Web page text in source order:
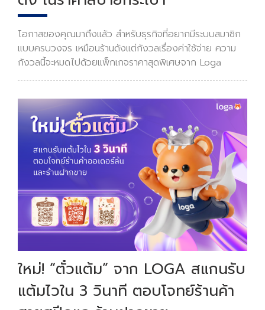
โอกาสของคุณมาถึงแล้ว สำหรับธุรกิจที่อยากมีระบบสมาชิก
แบบครบวงจร เหมือนร้านดังแต่กังวลเรื่องค่าใช้จ่าย ความ
กังวลนี้จะหมดไปด้วยแพ็กเกจราคาสุดพิเศษจาก Loga
ใหม่! “ตั๋วแต้ม” จาก LOGA สแกนรับ
แต้มไวใน 3 วินาที ตอบโจทย์ร้านค้า